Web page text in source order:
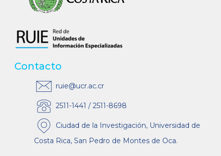
Contacto
ruie@ucr.ac.cr
2511-1441 / 2511-8698
Ciudad de la Investigación, Universidad de
Costa Rica, San Pedro de Montes de Oca.